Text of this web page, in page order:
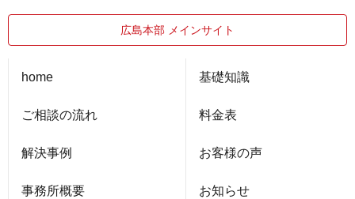
広島本部 メインサイト
home
ご相談の流れ
解決事例
事務所概要
基礎知識
料金表
お客様の声
お知らせ